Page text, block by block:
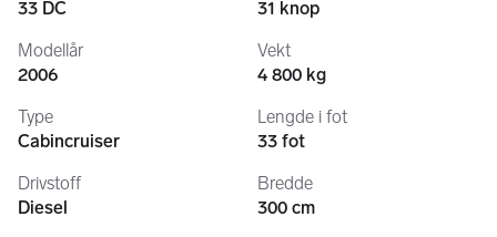
33 DC
Modellår
2006
Type
Cabincruiser
Drivstoff
Diesel
31 knop
Vekt
4 800 kg
Lengde i fot
33 fot
Bredde
300 cm